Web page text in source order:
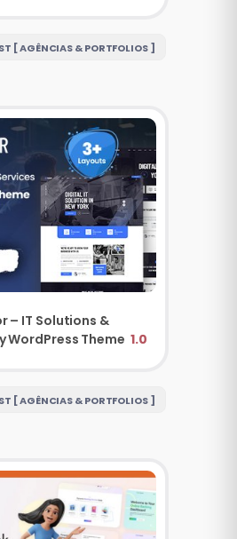
[ AGÊNCIAS & PORTFOLIOS ]
– IT Solutions &
WordPress Theme 1.0
[ AGÊNCIAS & PORTFOLIOS ]